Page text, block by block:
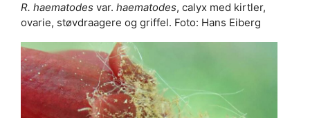
R. haematodes var. haematodes, calyx med kirtler,
ovarie, støvdraagere og griffel. Foto: Hans Eiberg